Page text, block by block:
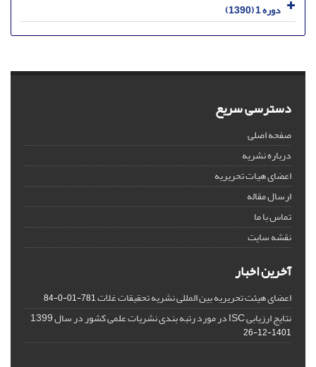
دوره 1 (1390)
دسترسی سریع
صفحه اصلی
درباره نشریه
اعضای هیات تحریریه
ارسال مقاله
تماس با ما
نقشه سایت
آخرین اخبار
اعضای هیئت تحریریه بین المللی نشریه تحقیقات غلات781-01-0-84
نتایج ارزیابی ISC در مورد رتبه بندی نشریات علمی کشور در سال 1399
1401-12-26